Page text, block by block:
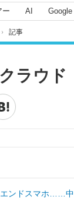
ー AI
› 記事
ラウド
ンドスマホ……